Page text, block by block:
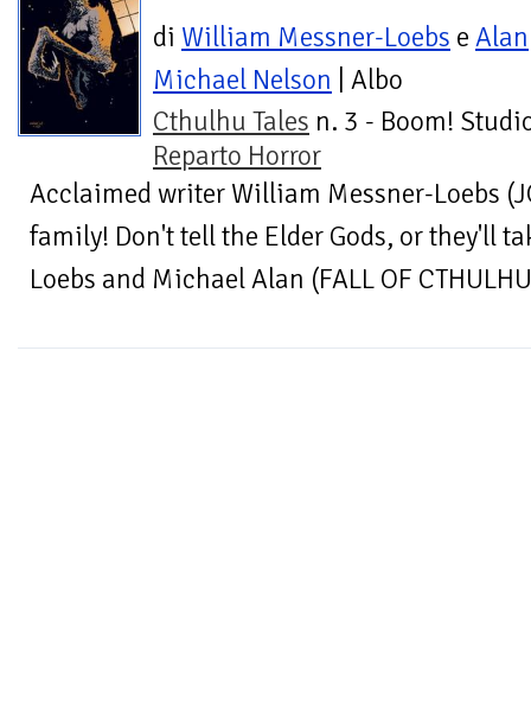
di William Messner-Loebs e Alan
Michael Nelson | Albo
Cthulhu Tales n. 3 - Boom!
Reparto Horror
Acclaimed writer William Messner-Loebs
family! Don't tell the Elder Gods, or they'll
Loebs and Michael Alan (FALL OF